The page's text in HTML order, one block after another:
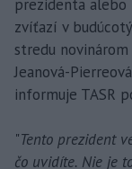
prezidenta alebo
zvíťazí v
stredu
Jeanová-
informuje TASR
"Tento prezident
čo uvidíte. Nie je